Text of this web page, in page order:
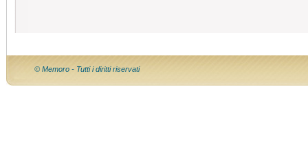
© Memoro - Tutti i diritti riservati